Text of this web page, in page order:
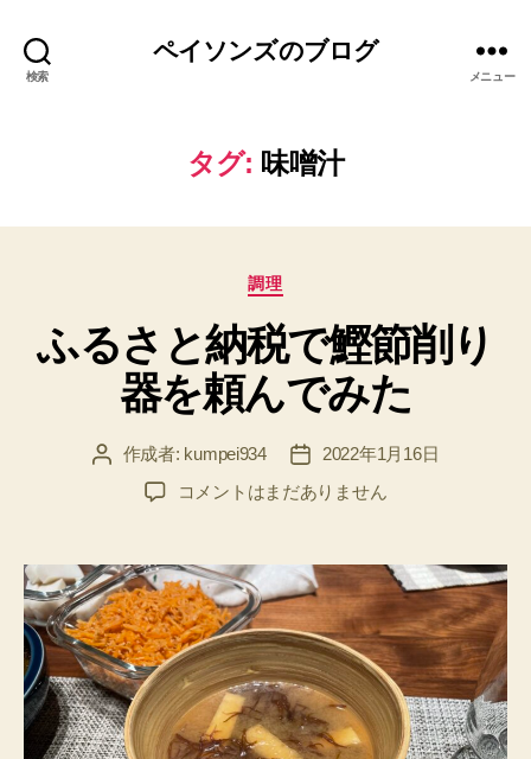
検索
ペイソンズのブログ
メニュー
タグ: 味噌汁
カ
ゴ
リ
ー
調理
ふるさと納税で鰹節削り
器を頼んでみた
投 作成者: kumpei934
投
稿
日
2022年1月16日
ふ
と
納
税
で
鰹
節
削
り
コメントはまだありません